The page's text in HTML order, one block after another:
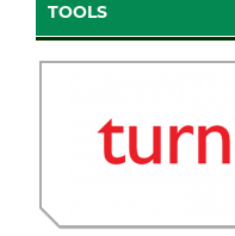
TOOLS